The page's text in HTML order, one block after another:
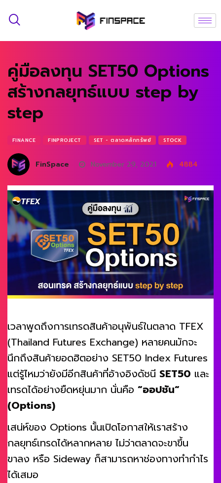
คู่มือลงทุน SET50 Options
สร้างกลยุทธ์แบบ step by
step
FINANCE FINPROJECT SET - ตลาดหลักทรัพย์ STOCK
FinSpace November 29, 2021 4884
เวลาพูดถึงการเทรดสินค้าอนุพันธ์ในตลาด TFEX
(Thailand Futures Exchange) หลายคนมักจะ
นึกถึงสินค้ายอดฮิตอย่าง SET50 Index Futures
แต่รู้ไหมว่ายังมีอีกสินค้าที่อ้างอิงดัชนี SET50 และ
เทรดได้อย่างยืดหยุ่นมาก นั่นคือ “ออปชัน“
(Options)
เสน่ห์ของ Options นั้นเปิดโอกาสให้เราสร้าง
กลยุทธ์เทรดได้หลากหลาย ไม่ว่าตลาดจะขาขึ้น
ขาลง หรือ Sideway ก็สามารถหาช่องทางทำกำไร
ได้เสมอ